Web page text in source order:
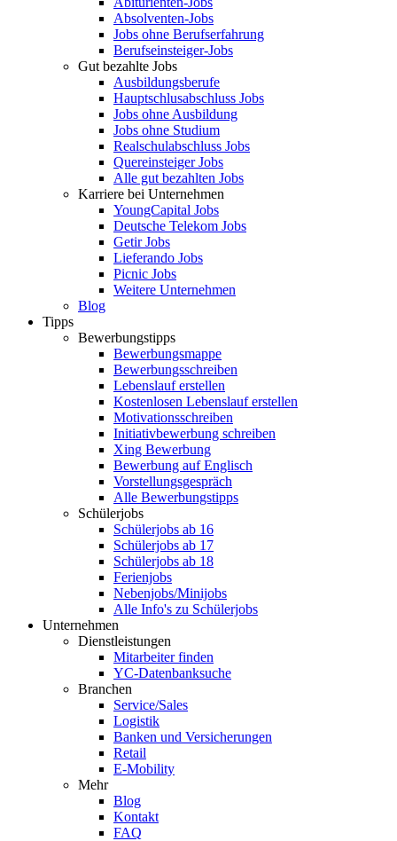
Absolventen-Jobs
Jobs ohne Berufserfahrung
Berufseinsteiger-Jobs
Gut bezahlte Jobs
Ausbildungsberufe
Hauptschlusabschluss Jobs
Jobs ohne Ausbildung
Jobs ohne Studium
Realschulabschluss Jobs
Quereinsteiger Jobs
Alle gut bezahlten Jobs
Karriere bei Unternehmen
YoungCapital Jobs
Deutsche Telekom Jobs
Getir Jobs
Lieferando Jobs
Picnic Jobs
Weitere Unternehmen
Blog
Tipps
Bewerbungstipps
Bewerbungsmappe
Bewerbungsschreiben
Lebenslauf erstellen
Kostenlosen Lebenslauf erstellen
Motivationsschreiben
Initiativbewerbung schreiben
Xing Bewerbung
Bewerbung auf Englisch
Vorstellungsgespräch
Alle Bewerbungstipps
Schülerjobs
Schülerjobs ab 16
Schülerjobs ab 17
Schülerjobs ab 18
Ferienjobs
Nebenjobs/Minijobs
Alle Info's zu Schülerjobs
Unternehmen
Dienstleistungen
Mitarbeiter finden
YC-Datenbanksuche
Branchen
Service/Sales
Logistik
Banken und Versicherungen
Retail
E-Mobility
Mehr
Blog
Kontakt
FAQ